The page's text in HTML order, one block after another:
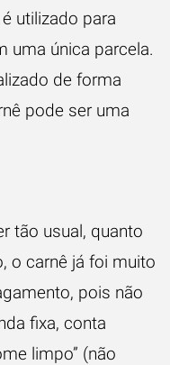
utilizado para
uma única parcela.
de forma
pode ser uma
tão usual, quanto
o carnê já foi muito
pois não
fixa, conta
limpo” (não